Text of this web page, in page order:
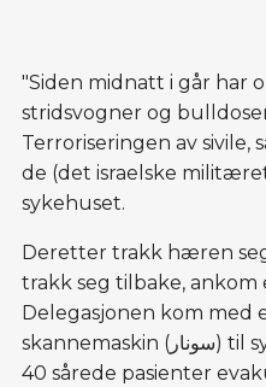
"Siden midnatt i går har
stridsvogner og
Terroriseringen av sivile,
de (det israelske
sykehuset.
Deretter trakk hæren
trakk seg tilbake, ankom
Delegasjonen kom med
skannemaskin (سونار) til sykehuset, og deretter ble
40 sårede pasienter